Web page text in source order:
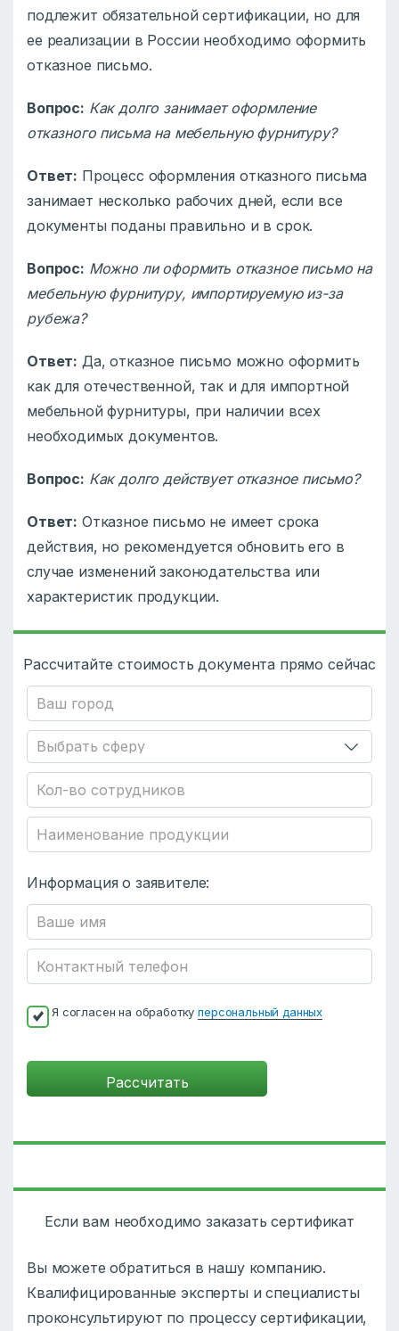
подлежит обязательной сертификации, но для
ее реализации в России необходимо оформить
отказное письмо.
Вопрос: Как долго занимает оформление
отказного письма на мебельную фурнитуру?
Ответ: Процесс оформления отказного письма
занимает несколько рабочих дней, если все
документы поданы правильно и в срок.
Вопрос: Можно ли оформить отказное письмо на
мебельную фурнитуру, импортируемую из-за
рубежа?
Ответ: Да, отказное письмо можно оформить
как для отечественной, так и для импортной
мебельной фурнитуры, при наличии всех
необходимых документов.
Вопрос: Как долго действует отказное письмо?
Ответ: Отказное письмо не имеет срока
действия, но рекомендуется обновить его в
случае изменений законодательства или
характеристик продукции.
Рассчитайте стоимость документа прямо сейчас
Информация о заявителе:
Я согласен на обработкуперсональный данных
Если вам необходимо заказать сертификат
Вы можете обратиться в нашу компанию.
Квалифицированные эксперты и специалисты
проконсультируют по процессу сертификации,